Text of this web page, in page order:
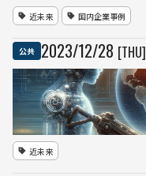
近未来 国内企業事例
公共 2023/12/28 [THU]
近未来